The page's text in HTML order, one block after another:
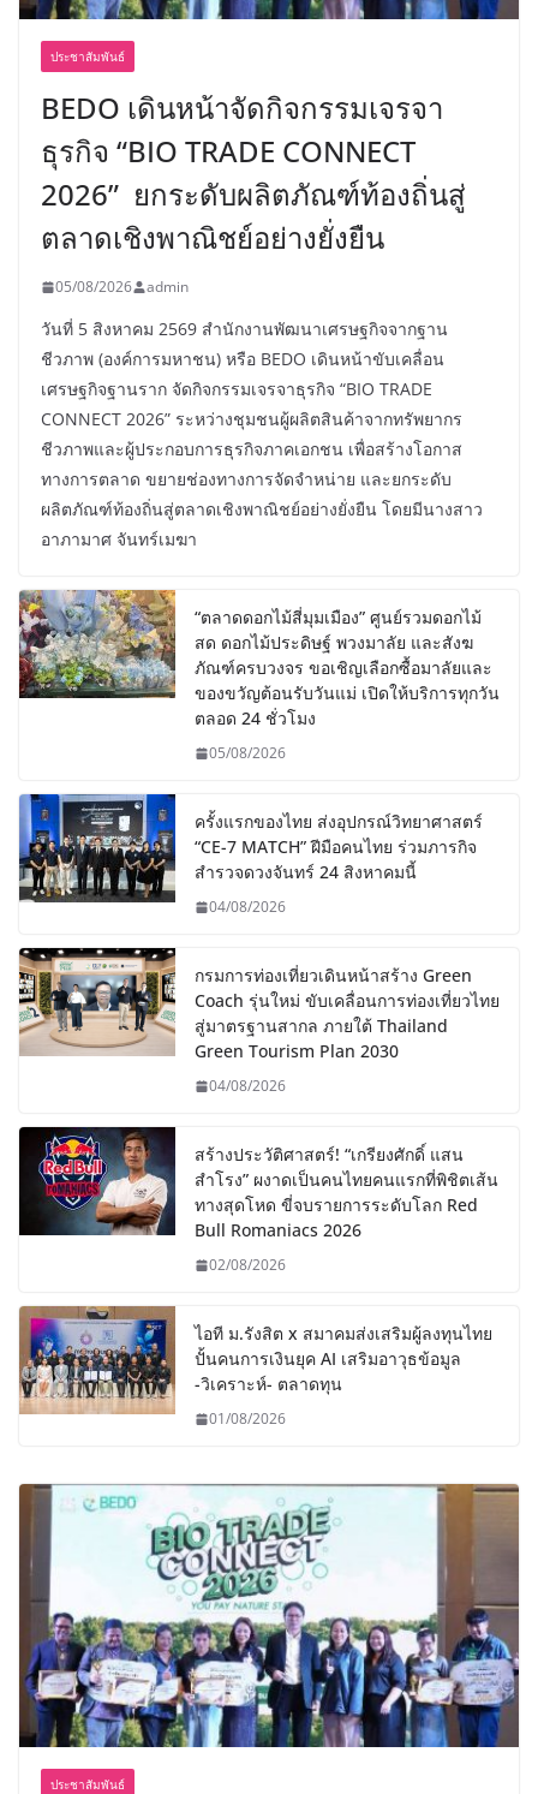
ประชาสัมพันธ์
BEDO เดินหน้าจัดกิจกรรมเจรจา
ธุรกิจ “BIO TRADE CONNECT
2026” ยกระดับผลิตภัณฑ์ท้องถิ่นสู่
ตลาดเชิงพาณิชย์อย่างยั่งยืน
05/08/2026 admin
วันที่ 5 สิงหาคม 2569 สำนักงานพัฒนาเศรษฐกิจจากฐาน
ชีวภาพ (องค์การมหาชน) หรือ BEDO เดินหน้าขับเคลื่อน
เศรษฐกิจฐานราก จัดกิจกรรมเจรจาธุรกิจ “BIO TRADE
CONNECT 2026” ระหว่างชุมชนผู้ผลิตสินค้าจากทรัพยากร
ชีวภาพและผู้ประกอบการธุรกิจภาคเอกชน เพื่อสร้างโอกาส
ทางการตลาด ขยายช่องทางการจัดจำหน่าย และยกระดับ
ผลิตภัณฑ์ท้องถิ่นสู่ตลาดเชิงพาณิชย์อย่างยั่งยืน โดยมีนางสาว
อาภามาศ จันทร์เมฆา
“ตลาดดอกไม้สี่มุมเมือง” ศูนย์รวมดอกไม้
สด ดอกไม้ประดิษฐ์ พวงมาลัย และสังฆ
ภัณฑ์ครบวงจร ขอเชิญเลือกซื้อมาลัยและ
ของขวัญต้อนรับวันแม่ เปิดให้บริการทุกวัน
ตลอด 24 ชั่วโมง
05/08/2026
ครั้งแรกของไทย ส่งอุปกรณ์วิทยาศาสตร์
“CE-7 MATCH” ฝีมือคนไทย ร่วมภารกิจ
สำรวจดวงจันทร์ 24 สิงหาคมนี้
04/08/2026
กรมการท่องเที่ยวเดินหน้าสร้าง Green
Coach รุ่นใหม่ ขับเคลื่อนการท่องเที่ยวไทย
สู่มาตรฐานสากล ภายใต้ Thailand
Green Tourism Plan 2030
04/08/2026
สร้างประวัติศาสตร์! “เกรียงศักดิ์ แสน
สำโรง” ผงาดเป็นคนไทยคนแรกที่พิชิตเส้น
ทางสุดโหด ขี่จบรายการระดับโลก Red
Bull Romaniacs 2026
02/08/2026
ไอที ม.รังสิต x สมาคมส่งเสริมผู้ลงทุนไทย
ปั้นคนการเงินยุค AI เสริมอาวุธข้อมูล
-วิเคราะห์- ตลาดทุน
01/08/2026
ประชาสัมพันธ์